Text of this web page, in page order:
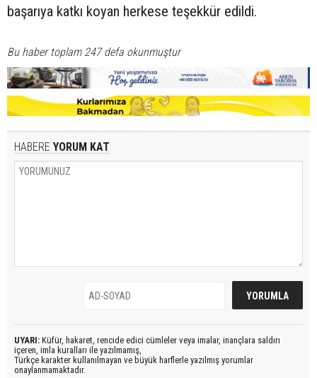
başarıya katkı koyan herkese teşekkür edildi.
Bu haber toplam 247 defa okunmuştur
HABERE YORUM KAT
UYARI: Küfür, hakaret, rencide edici cümleler veya imalar, inançlara saldırı
içeren, imla kuralları ile yazılmamış,
Türkçe karakter kullanılmayan ve büyük harflerle yazılmış yorumlar
onaylanmamaktadır.